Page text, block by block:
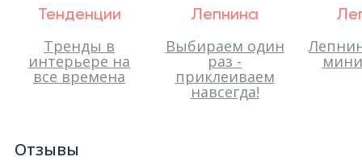
Тенденции
Тренды в
интерьере на
все времена
Лепнина
Выбираем один
раз -
приклеиваем
навсегда!
Отзывы